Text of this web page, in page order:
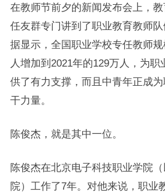
在教师节前夕的新闻发布会上，
任友群专门讲到了职业教育教师
据显示，全国职业学校专任教师
人增加到2021年的129万人，为
供了有力支撑，而且中青年正成
干力量。
陈俊杰，就是其中一位。
陈俊杰在北京电子科技职业学院
院）工作了7年。对他来说，职业